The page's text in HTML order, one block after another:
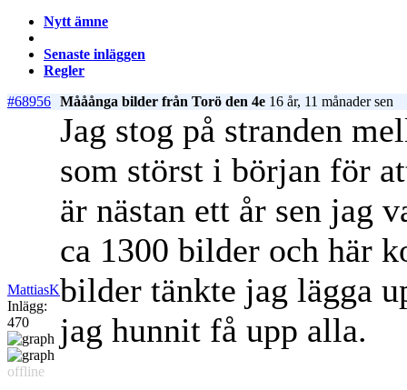
Nytt ämne
Senaste inläggen
Regler
#68956 Mååånga bilder från Torö den 4e 16 år, 11 månader sen
MattiasK
Inlägg:
470
offline
Jag stog på stranden
som störst i början för
är nästan ett år sen jag
ca 1300 bilder och här
bilder tänkte jag lägga
jag hunnit få upp alla.